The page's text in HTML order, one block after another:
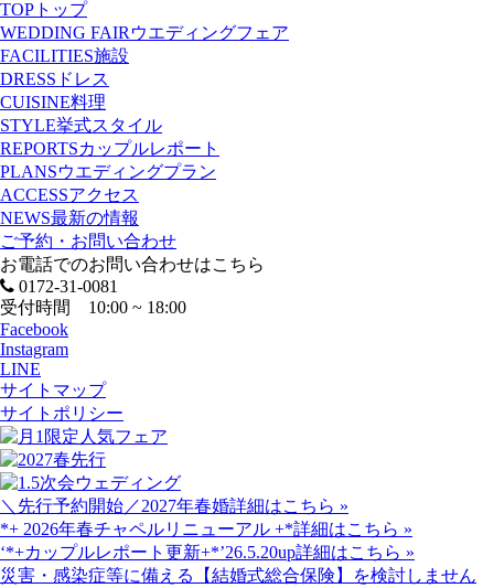
TOP トップ
WEDDING FAIR ウエディングフェア
FACILITIES施設
DRESS ドレス
CUISINE料理
STYLE挙式スタイル
REPORTSカップルレポート
PLANSウエディングプラン
ACCESSアクセス
NEWS最新の情報
ご予約・お問い合わせ
お電話でのお問い合わせはこちら
0172-31-0081
受付時間 10:00 ~ 18:00
Facebook
Instagram
LINE
サイトマップ
サイトポリシー
＼先行予約開始／2027年春婚詳細はこちら »
*+ 2026年春チャペルリニューアル +*詳細はこちら »
‘*+カップルレポート更新+*’26.5.20up詳細はこちら »
災害・感染症等に備える【結婚式総合保険】を検討しません